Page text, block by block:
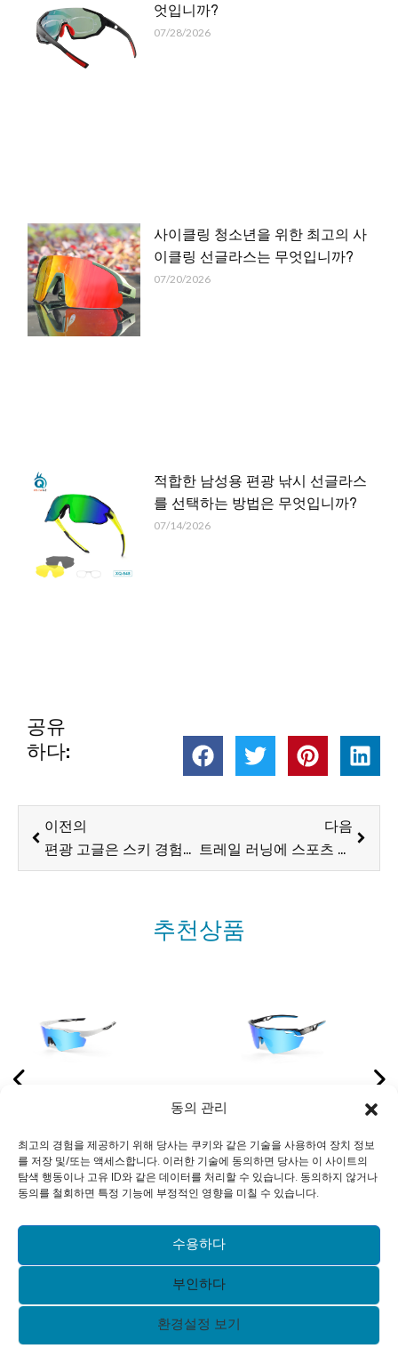
동의 관리
최고의 경험을 제공하기 위해 당사는 쿠키와 같은 기술을 사용하여 장치 정보
를 저장 및/또는 액세스합니다. 이러한 기술에 동의하면 당사는 이 사이트의
탐색 행동이나 고유 ID와 같은 데이터를 처리할 수 있습니다. 동의하지 않거나
동의를 철회하면 특정 기능에 부정적인 영향을 미칠 수 있습니다.
수용하다
부인하다
환경설정 보기
엇입니까?
07/28/2026
사이클링 청소년을 위한 최고의 사
이클링 선글라스는 무엇입니까?
07/20/2026
적합한 남성용 편광 낚시 선글라스
를 선택하는 방법은 무엇입니까?
07/14/2026
공유
하다:
이전
이전의
편광 고글은 스키 경험을 어떻게 향상합니까?
다음
트레일 러닝에 스포츠 선글라스가 필수적인 이유는 무엇입니까?
추천상품
있
글
사이클링 및 야외 활동을
형 렌즈 솔루션을 갖춘 세
련된 무테 사이클링 선글
라스
야외 스포츠 성
고급 렌즈 솔루
프리미엄 무테